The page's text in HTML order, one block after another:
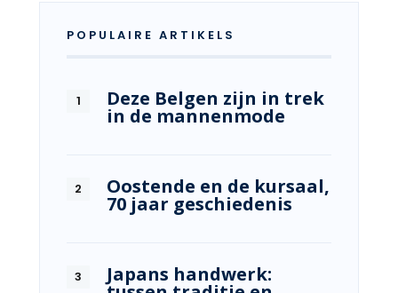
POPULAIRE ARTIKELS
Deze Belgen zijn in trek
in de mannenmode
Oostende en de kursaal,
70 jaar geschiedenis
Japans handwerk: